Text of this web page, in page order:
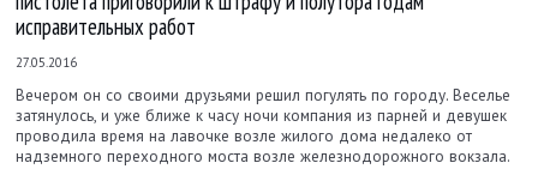
исправительных работ
27.05.2016
Вечером он со своими друзьями решил погулять по городу. Веселье
затянулось, и уже ближе к часу ночи компания из парней и девушек
проводила время на лавочке возле жилого дома недалеко от
надземного переходного моста возле железнодорожного вокзала.